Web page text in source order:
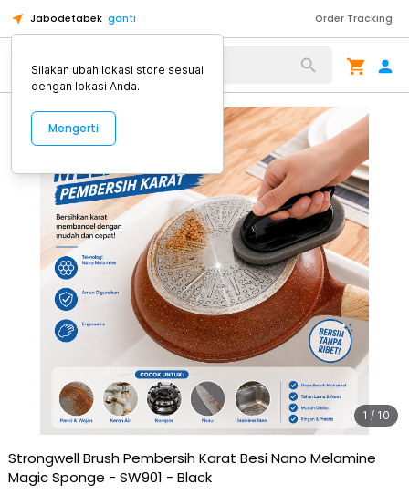
Jabodetabek ganti Order Tracking
Alat Kopi
1 / 10
Strongwell Brush Pembersih Karat Besi Nano Melamine
Magic Sponge - SW901 - Black
Silakan ubah lokasi store sesuai
dengan lokasi Anda.
Mengerti